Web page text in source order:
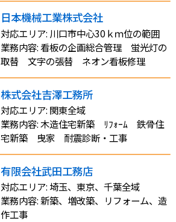
日本機械工業株式会社
対応エリア: 川口市中心30ｋｍ位の範囲
業務内容: 看板の企画総合管理 蛍光灯の
取替 文字の張替 ネオン看板修理
株式会社吉澤工務所
対応エリア: 関東全域
業務内容: 木造住宅新築 ﾘﾌｫｰﾑ 鉄骨住
宅新築 曳家 耐震診断・工事
有限会社武田工務店
対応エリア: 埼玉、東京、千葉全域
業務内容: 新築、増改築、リフォーム、造
作工事